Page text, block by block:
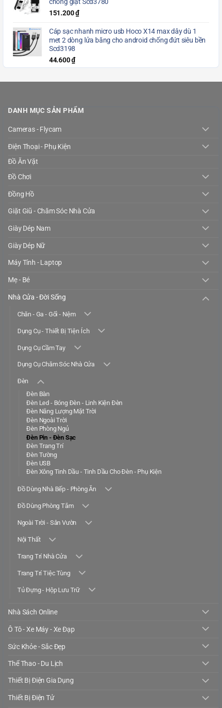
chống giật Scd3780
151.200₫
Cáp sạc nhanh micro usb Hoco X14 max dây dù 1
met 2 dòng lửa băng cho android chống đứt siêu bền
Scd3198
44.600₫
DANH MỤC SẢN PHẨM
Cameras - Flycam
Điện Thoại - Phụ Kiện
Đồ Ăn Vặt
Đồ Chơi
Đồng Hồ
Giặt Giũ - Chăm Sóc Nhà Cửa
Giày Dép Nam
Giày Dép Nữ
Máy Tính - Laptop
Mẹ - Bé
Nhà Cửa - Đời Sống
Chăn - Ga - Gối - Nệm
Dụng Cụ - Thiết Bị Tiện Ích
Dụng Cụ Cầm Tay
Dụng Cụ Chăm Sóc Nhà Cửa
Đèn
Đèn Bàn
Đèn Led - Bóng Đèn - Linh Kiện Đèn
Đèn Năng Lượng Mặt Trời
Đèn Ngoài Trời
Đèn Phòng Ngủ
Đèn Pin - Đèn Sạc
Đèn Trang Trí
Đèn Tường
Đèn USB
Đèn Xông Tinh Dầu - Tinh Dầu Cho Đèn - Phụ Kiện
Đồ Dùng Nhà Bếp - Phòng Ăn
Đồ Dùng Phòng Tắm
Ngoài Trời - Sân Vườn
Nội Thất
Trang Trí Nhà Cửa
Trang Trí Tiệc Tùng
Tủ Đựng - Hộp Lưu Trữ
Nhà Sách Online
Ô Tô - Xe Máy - Xe Đạp
Sức Khỏe - Sắc Đẹp
Thể Thao - Du Lịch
Thiết Bị Điện Gia Dụng
Thiết Bị Điện Tử